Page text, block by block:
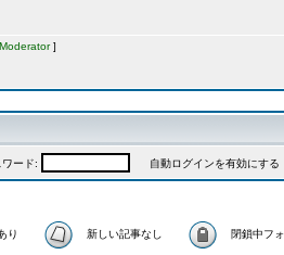
Moderator]
ード: 自動ログインを有効にする
り 新しい記事なし 閉鎖中フ